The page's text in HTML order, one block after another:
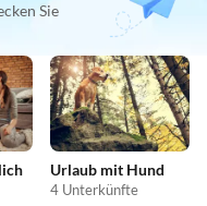
Sie
Urlaub mit Hund
4 Unterkünfte